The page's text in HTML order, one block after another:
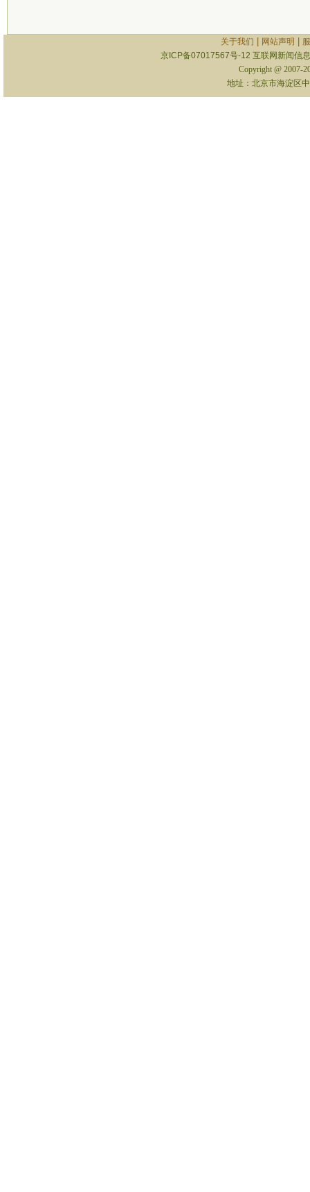
关于我们 网站声明
京ICP备07017567号-12 互联网新闻信
Copyright @ 2007-
地址：北京市海淀区